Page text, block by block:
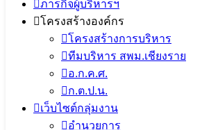
ภารกิจผู้บริหารฯ
โครงสร้างองค์กร
โครงสร้างการบริหาร
ทีมบริหาร สพม.เชียงราย
อ.ก.ค.ศ.
ก.ต.ป.น.
เว็บไซต์กลุ่มงาน
อำนวยการ